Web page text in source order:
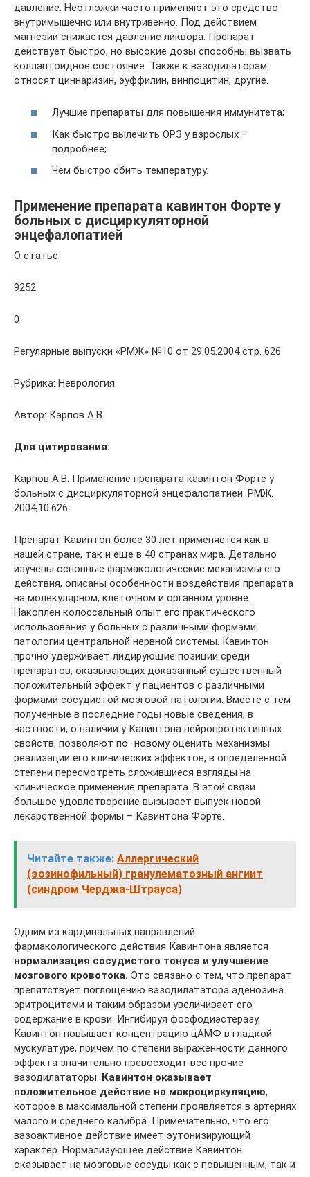
давление. Неотложки часто применяют это средство
внутримышечно или внутривенно. Под действием
магнезии снижается давление ликвора. Препарат
действует быстро, но высокие дозы способны вызвать
коллаптоидное состояние. Также к вазодилаторам
относят циннаризин, эуффилин, винпоцитин, другие.
Лучшие препараты для повышения иммунитета;
Как быстро вылечить ОРЗ у взрослых –
подробнее;
Чем быстро сбить температуру.
Применение препарата кавинтон Форте у
больных с дисциркуляторной
энцефалопатией
О статье
9252
0
Регулярные выпуски «РМЖ» №10 от 29.05.2004 стр. 626
Рубрика: Неврология
Автор: Карпов А.В.
Для цитирования:
Карпов А.В. Применение препарата кавинтон Форте у
больных с дисциркуляторной энцефалопатией. РМЖ.
2004;10:626.
Препарат Кавинтон более 30 лет применяется как в
нашей стране, так и еще в 40 странах мира. Детально
изучены основные фармакологические механизмы его
действия, описаны особенности воздействия препарата
на молекулярном, клеточном и органном уровне.
Накоплен колоссальный опыт его практического
использования у больных с различными формами
патологии центральной нервной системы. Кавинтон
прочно удерживает лидирующие позиции среди
препаратов, оказывающих доказанный существенный
положительный эффект у пациентов с различными
формами сосудистой мозговой патологии. Вместе с тем
полученные в последние годы новые сведения, в
частности, о наличии у Кавинтона нейропротективных
свойств, позволяют по–новому оценить механизмы
реализации его клинических эффектов, в определенной
степени пересмотреть сложившиеся взгляды на
клиническое применение препарата. В этой связи
большое удовлетворение вызывает выпуск новой
лекарственной формы – Кавинтона Форте.
Читайте также: Аллергический
(эозинофильный) гранулематозный ангиит
(синдром Черджа-Штрауса)
Одним из кардинальных направлений
фармакологического действия Кавинтона является
нормализация сосудистого тонуса и улучшение
мозгового кровотока. Это связано с тем, что препарат
препятствует поглощению вазодилататора аденозина
эритроцитами и таким образом увеличивает его
содержание в крови. Ингибируя фосфодиэстеразу,
Кавинтон повышает концентрацию цАМФ в гладкой
мускулатуре, причем по степени выраженности данного
эффекта значительно превосходит все прочие
вазодилататоры. Кавинтон оказывает
положительное действие на макроциркуляцию,
которое в максимальной степени проявляется в артериях
малого и среднего калибра. Примечательно, что его
вазоактивное действие имеет эутонизирующий
характер. Нормализующее действие Кавинтон
оказывает на мозговые сосуды как с повышенным, так и